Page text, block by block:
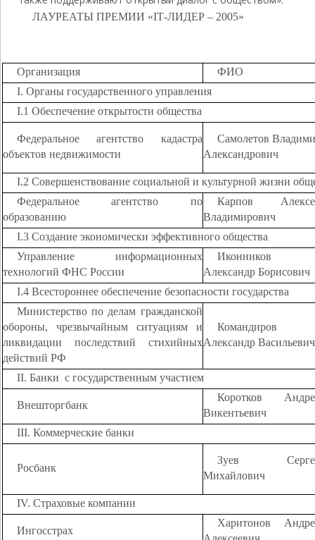
ЛАУРЕАТЫ ПРЕМИИ «IT-ЛИДЕР – 2005»
Организация
ФИО
I. Органы государственного управления
I.1 Обеспечение открытости общества
Федеральное агентство кадастра
объектов недвижимости
Самолетов
Александрович
I.2 Совершенствование социальной и культурной жизни
Федеральное агентство по
образованию
Карпов
Владимирович
I.3 Создание экономически эффективного общества
Управление информационных
технологий ФНС России
Иконников
Александр Борисович
I.4 Всестороннее обеспечение безопасности государства
Министерство по делам гражданской
обороны, чрезвычайным ситуациям и
ликвидации последствий стихийных
действий РФ
Командиров
Александр Васильевич
II. Банки с государственным участием
Внешторгбанк
Коротков
Викентьевич
III. Коммерческие банки
Росбанк
Зуев
Михайлович
IV. Страховые компании
Ингосстрах
Харитонов